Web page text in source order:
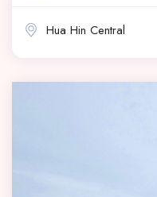
Hua Hin Central